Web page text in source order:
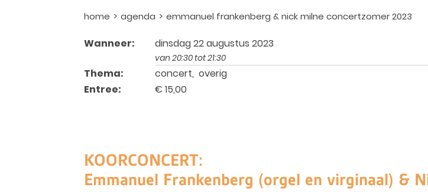
home agenda emmanuel frankenberg & nick milne concertzomer 2023
Wanneer: dinsdag 22 augustus 2023
van 20:30 tot 21:30
Thema:
concert, overig
Entree:
€ 15,00
KOORCONCERT:
Emmanuel Frankenberg (orgel en virginaal) &